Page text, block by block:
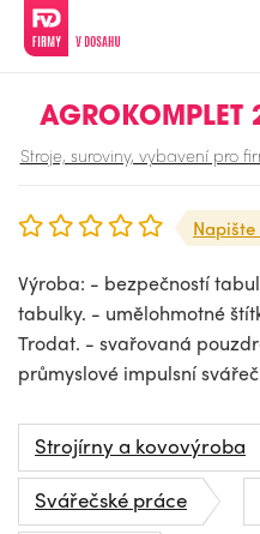
Stroje, suroviny, vybavení pro
Výroba: - bezpečností
tabulky. - umělohmotné
Trodat. - svařovaná
průmyslové impulsní
Strojírny a kovovýroba
Svářečské práce